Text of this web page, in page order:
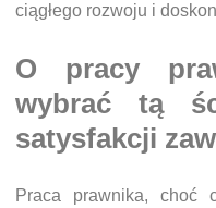
ciągłego rozwoju i
O pracy
wybrać tą
satysfakcji
Praca prawnika, choć